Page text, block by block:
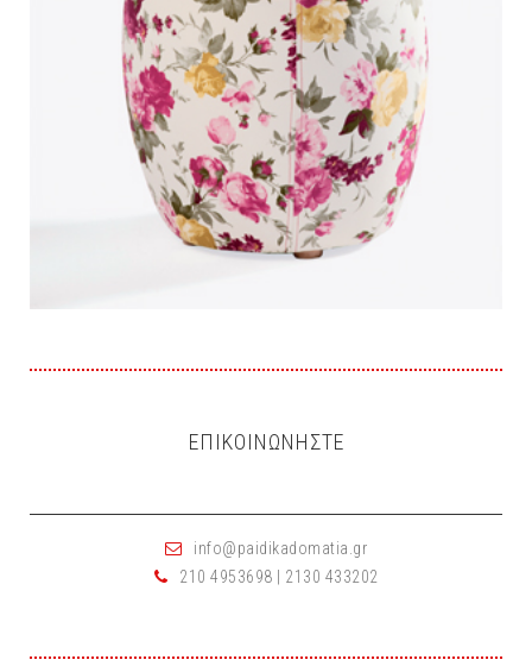
EΠΙΚΟΙΝΩΝΗΣΤΕ
info@paidikadomatia.gr
210 4953698 | 2130 433202